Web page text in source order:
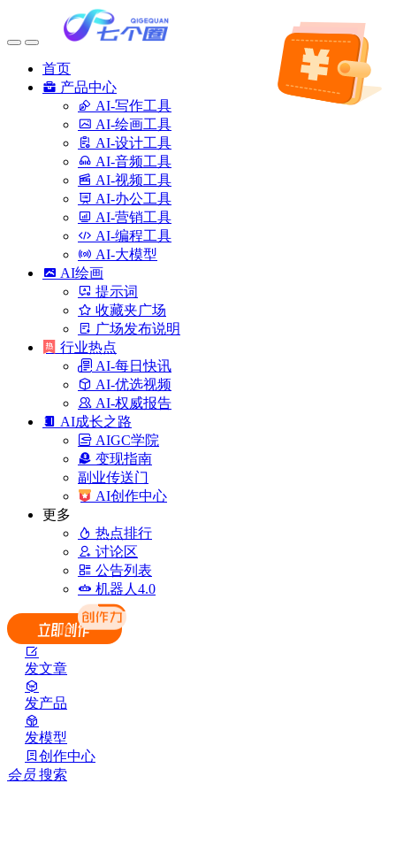
首页
产品中心
AI-写作工具
AI-绘画工具
AI-设计工具
AI-音频工具
AI-视频工具
AI-办公工具
AI-营销工具
AI-编程工具
AI-大模型
AI绘画
提示词
收藏夹广场
广场发布说明
行业热点
AI-每日快讯
AI-优选视频
AI-权威报告
AI成长之路
AIGC学院
变现指南
副业传送门
AI创作中心
更多
热点排行
讨论区
公告列表
机器人4.0
发文章
发产品
发模型
创作中心
会员 搜索